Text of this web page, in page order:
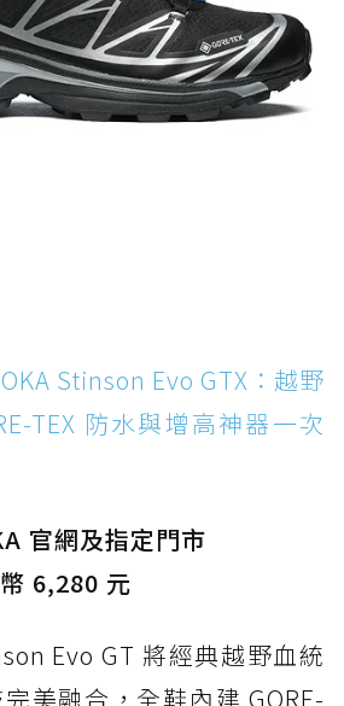
Stinson Evo GTX：越野
TEX 防水與增高神器一次
官網及指定門市
6,280 元
Evo GT 將經典越野血統
美融合，全鞋內建 GORE-